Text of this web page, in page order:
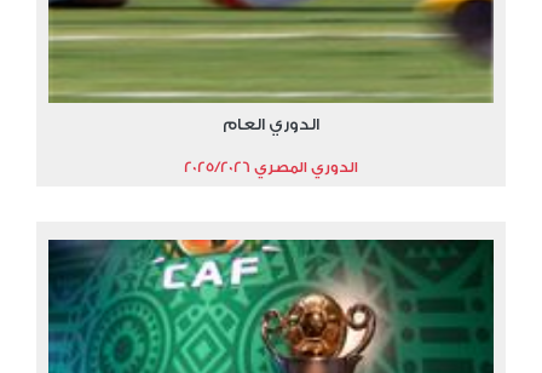
الدوري العام
الدوري المصري 2025/2026